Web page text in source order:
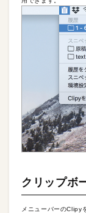
クリップボ
メニューバーのClipy